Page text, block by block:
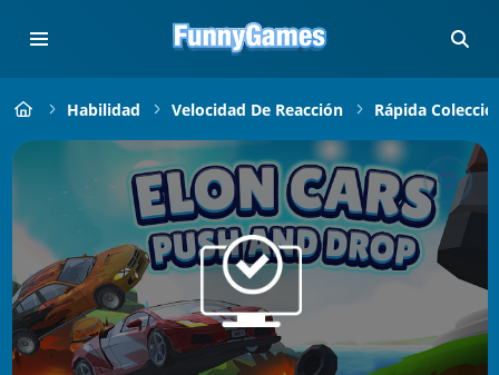
Habilidad Velocidad De Reacción Rápida